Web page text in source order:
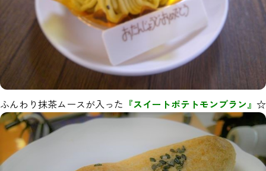
ふんわり抹茶ムースが入った 『スイートポテトモンブラン』 ☆